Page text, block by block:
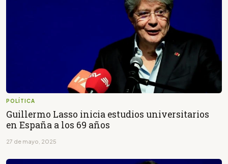
POLÍTICA
Guillermo Lasso inicia estudios universitarios
en España a los 69 años
27 de mayo, 2025